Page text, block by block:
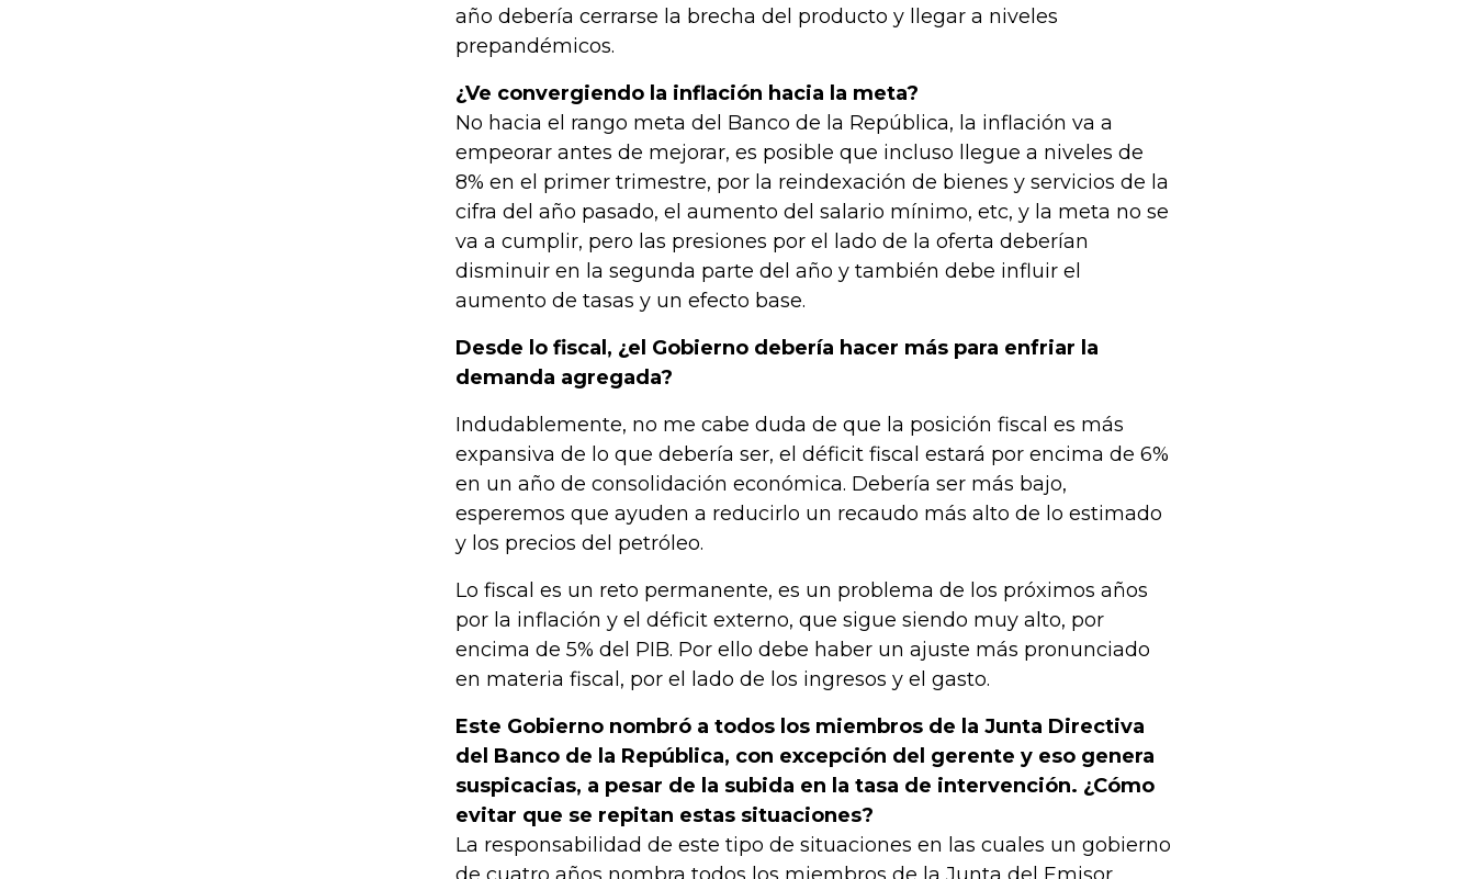
año debería cerrarse la brecha del producto y llegar a niveles
prepandémicos.
¿Ve convergiendo la inflación hacia la meta?
No hacia el rango meta del Banco de la República, la inflación va a
empeorar antes de mejorar, es posible que incluso llegue a niveles de
8% en el primer trimestre, por la reindexación de bienes y servicios de la
cifra del año pasado, el aumento del salario mínimo, etc, y la meta no se
va a cumplir, pero las presiones por el lado de la oferta deberían
disminuir en la segunda parte del año y también debe influir el
aumento de tasas y un efecto base.
Desde lo fiscal, ¿el Gobierno debería hacer más para enfriar la
demanda agregada?
Indudablemente, no me cabe duda de que la posición fiscal es más
expansiva de lo que debería ser, el déficit fiscal estará por encima de 6%
en un año de consolidación económica. Debería ser más bajo,
esperemos que ayuden a reducirlo un recaudo más alto de lo estimado
y los precios del petróleo.
Lo fiscal es un reto permanente, es un problema de los próximos años
por la inflación y el déficit externo, que sigue siendo muy alto, por
encima de 5% del PIB. Por ello debe haber un ajuste más pronunciado
en materia fiscal, por el lado de los ingresos y el gasto.
Este Gobierno nombró a todos los miembros de la Junta Directiva
del Banco de la República, con excepción del gerente y eso genera
suspicacias, a pesar de la subida en la tasa de intervención. ¿Cómo
evitar que se repitan estas situaciones?
La responsabilidad de este tipo de situaciones en las cuales un gobierno